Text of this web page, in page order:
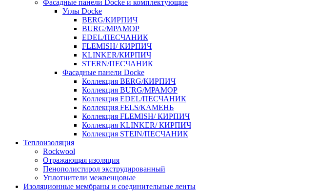
Фасадные панели Docke и комплектующие
Углы Docke
BERG/КИРПИЧ
BURG/МРАМОР
EDEL/ПЕСЧАНИК
FLEMISH/ КИРПИЧ
KLINKER/КИРПИЧ
STERN/ПЕСЧАНИК
Фасадные панели Docke
Коллекция BERG/КИРПИЧ
Коллекция BURG/МРАМОР
Коллекция EDEL/ПЕСЧАНИК
Коллекция FELS/КАМЕНЬ
Коллекция FLEMISH/ КИРПИЧ
Коллекция KLINKER/ КИРПИЧ
Коллекция STEIN/ПЕСЧАНИК
Теплоизоляция
Rockwool
Отражающая изоляция
Пенополистирол экструдированный
Уплотнители межвенцовые
Изоляционные мембраны и соединительные ленты